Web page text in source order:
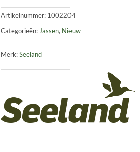
Artikelnummer: 1002204
Categorieën:Jassen, Nieuw
Merk:Seeland